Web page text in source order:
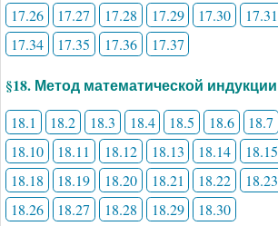
17.26
17.27 17.28 17.29 17.30 17.31
17.34
17.35 17.36 17.37
§18. Метод математической индукции
18.1 18.2 18.3 18.4 18.5 18.6 18.7
18.10
18.11 18.12 18.13 18.14 18.15
18.18
18.19 18.20 18.21 18.22 18.23
18.26
18.27 18.28 18.29 18.30